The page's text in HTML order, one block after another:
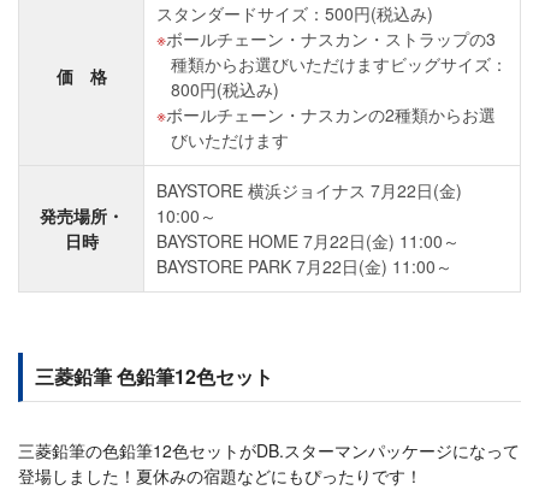
価 格
スタンダードサイズ：500円(税込み)
ボールチェーン・ナスカン・ストラップの3
種類からお選びいただけますビッグサイズ：
800円(税込み)
ボールチェーン・ナスカンの2種類からお選
びいただけます
発売場所・
日時
BAYSTORE 横浜ジョイナス 7月22日(金)
10:00～
BAYSTORE HOME 7月22日(金) 11:00～
BAYSTORE PARK 7月22日(金) 11:00～
三菱鉛筆 色鉛筆12色セット
三菱鉛筆の色鉛筆12色セットがDB.スターマンパッケージになって
登場しました！夏休みの宿題などにもぴったりです！